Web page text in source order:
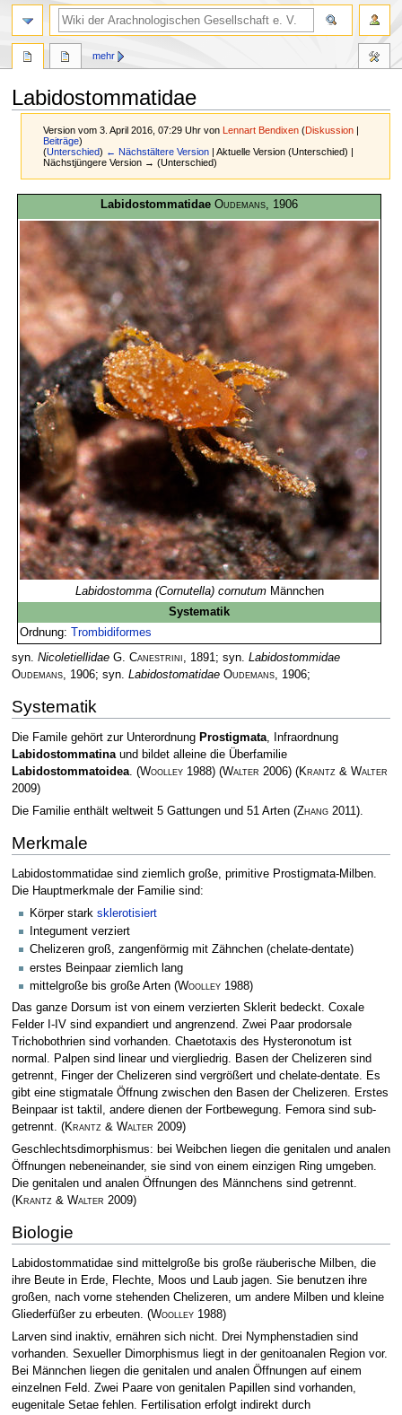
Labidostommatidae
Version vom 3. April 2016, 07:29 Uhr von Lennart Bendixen (Diskussion |
Beiträge)
(Unterschied) ← Nächstältere Version | Aktuelle Version (Unterschied) |
Nächstjüngere Version → (Unterschied)
Navigation
springen
Suche
springen
LabidostommatidaeOudemans, 1906
Labidostomma (Cornutella) cornutumMännchen
Systematik
Ordnung:Trombidiformes
syn. Nicoletiellidae G. Canestrini, 1891; syn. Labidostommidae
Oudemans, 1906; syn. Labidostomatidae Oudemans, 1906;
Systematik
Die Famile gehört zur Unterordnung Prostigmata, Infraordnung
Labidostommatinaund bildet alleine die Überfamilie
Labidostommatoidea. (Woolley1988) (Walter 2006) (Krantz & Walter
2009)
Die Familie enthält weltweit 5 Gattungen und 51 Arten (Zhang2011).
Merkmale
Labidostommatidae sind ziemlich große, primitive Prostigmata-Milben.
Die Hauptmerkmale der Familie sind:
Körper stark sklerotisiert
Integument verziert
Chelizeren groß, zangenförmig mit Zähnchen (chelate-dentate)
erstes Beinpaar ziemlich lang
mittelgroße bis große Arten (Woolley 1988)
Das ganze Dorsum ist von einem verzierten Sklerit bedeckt. Coxale
Felder I-IV sind expandiert und angrenzend. Zwei Paar prodorsale
Trichobothrien sind vorhanden. Chaetotaxis des Hysteronotum ist
normal. Palpen sind linear und viergliedrig. Basen der Chelizeren sind
getrennt, Finger der Chelizeren sind vergrößert und chelate-dentate. Es
gibt eine stigmatale Öffnung zwischen den Basen der Chelizeren. Erstes
Beinpaar ist taktil, andere dienen der Fortbewegung. Femora sind sub-
getrennt. (Krantz & Walter 2009)
Geschlechtsdimorphismus: bei Weibchen liegen die genitalen und analen
Öffnungen nebeneinander, sie sind von einem einzigen Ring umgeben.
Die genitalen und analen Öffnungen des Männchens sind getrennt.
(Krantz & Walter 2009)
Biologie
Labidostommatidae sind mittelgroße bis große räuberische Milben, die
ihre Beute in Erde, Flechte, Moos und Laub jagen. Sie benutzen ihre
großen, nach vorne stehenden Chelizeren, um andere Milben und kleine
Gliederfüßer zu erbeuten. (Woolley1988)
Larven sind inaktiv, ernähren sich nicht. Drei Nymphenstadien sind
vorhanden. Sexueller Dimorphismus liegt in der genitoanalen Region vor.
Bei Männchen liegen die genitalen und analen Öffnungen auf einem
einzelnen Feld. Zwei Paare von genitalen Papillen sind vorhanden,
eugenitale Setae fehlen. Fertilisation erfolgt indirekt durch
mehr